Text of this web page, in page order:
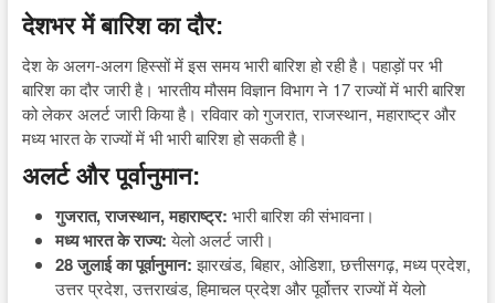
देशभर में बारिश का दौर:
देश के अलग-अलग हिस्सों में इस समय भारी बारिश हो रही है। पहाड़ों पर भी
बारिश का दौर जारी है। भारतीय मौसम विज्ञान विभाग ने 17 राज्यों में भारी बारिश
को लेकर अलर्ट जारी किया है। रविवार को गुजरात, राजस्थान, महाराष्ट्र और
मध्य भारत के राज्यों में भी भारी बारिश हो सकती है।
अलर्ट और पूर्वानुमान:
गुजरात, राजस्थान, महाराष्ट्र: भारी बारिश की संभावना।
मध्य भारत के राज्य:येलो अलर्ट जारी।
28 जुलाई का पूर्वानुमान:झारखंड, बिहार, ओडिशा, छत्तीसगढ़, मध्य प्रदेश,
उत्तर प्रदेश, उत्तराखंड, हिमाचल प्रदेश और पूर्वोत्तर राज्यों में येलो